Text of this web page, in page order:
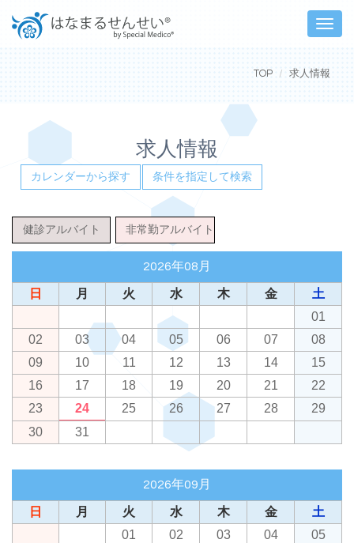
Toggle
TOP 求人情報
求人情報
カレンダーから探す 条件を指定して検索
健診アルバイト 非常勤アルバイト
2026年08月
日 月 火 水 木 金
土
01
02
03 04 05 06 07
08
09
10 11 12 13 14
15
16
17 18 19 20 21
22
23
24 25 26 27 28
29
30
31
2026年09月
日 月 火 水 木 金
土
01
02 03 04
05